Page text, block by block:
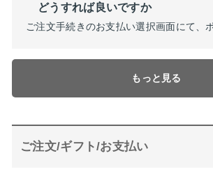
どうすれば良いですか
もっと見る
ご注文/ギフト/お支払い